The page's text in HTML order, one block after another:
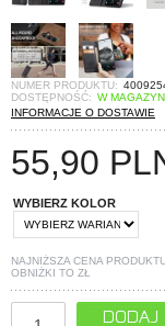
NUMER PRODUKTU:
DOSTĘPNOŚĆ: W
INFORMACJE O DOSTAWIE
55,90
WYBIERZ KOLOR
NAJNIŻSZA CENA
OBNIŻKI TO ZŁ